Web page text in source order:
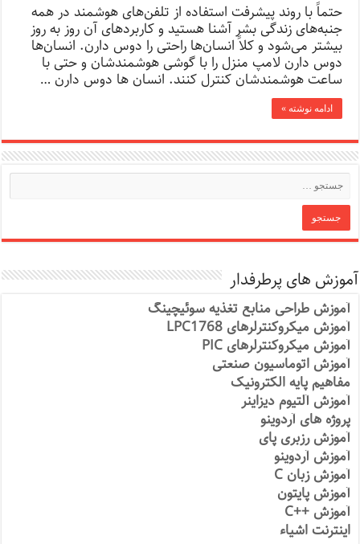
حتماً با روند پیشرفت استفاده از تلفن‌های هوشمند در همه
جنبه‌های زندگی بشر آشنا هستید و کاربردهای آن روز به روز
بیشتر می‌شود و کلاً انسان‌ها راحتی را دوس دارن. انسان‌ها
دوس دارن لامپ منزل را با گوشی هوشمندشان و حتی با
ساعت هوشمندشان کنترل کنند. انسان ها دوس دارن …
ادامه نوشته »
آموزش های پرطرفدار
آموزش طراحی منابع تغذیه سوئیچینگ
آموزش میکروکنترلرهای LPC1768
آموزش میکروکنترلرهای PIC
آموزش اتوماسیون صنعتی
مفاهیم پایه الکترونیک
آموزش آلتیوم دیزاینر
پروژه های آردوینو
آموزش رزبری پای
آموزش آردوینو
آموزش زبان C
آموزش پایتون
آموزش ++C
اینترنت اشیاء